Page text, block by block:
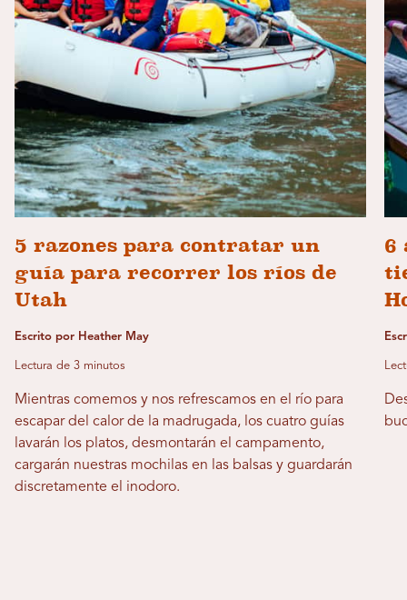
5 razones para contratar un
guía para recorrer los ríos de
Utah
Escrito por Heather May
Lectura de 3 minutos
Mientras comemos y nos refrescamos en el río para
escapar del calor de la madrugada, los cuatro guías
lavarán los platos, desmontarán el campamento,
cargarán nuestras mochilas en las balsas y guardarán
discretamente el inodoro.
6